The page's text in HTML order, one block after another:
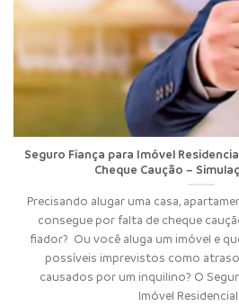
Seguro Fiança para Imóvel
Cheque Caução –
Precisando alugar uma casa,
consegue por falta de cheque
fiador? Ou você aluga um imóvel e
possíveis imprevistos como
causados por um inquilino? O
Imóvel Residencial